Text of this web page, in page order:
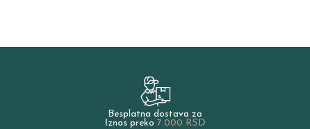
Besplatna dostava za
Iznos preko 7.000 RSD